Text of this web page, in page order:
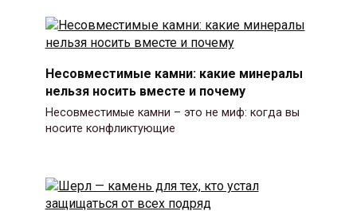
Несовместимые камни: какие минералы
нельзя носить вместе и почему
Несовместимые камни – это не миф: когда вы
носите конфликтующие